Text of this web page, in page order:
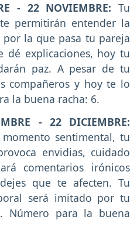
- 22 NOVIEMBRE: Tu
permitirán entender la
la que pasa tu pareja
dé explicaciones, hoy tu
paz. A pesar de tu
compañeros y hoy te lo
la buena racha: 6.
- 22 DICIEMBRE:
sentimental, tu
envidias, cuidado
comentarios irónicos
que te afecten. Tu
será imitado por tu
Número para la buena